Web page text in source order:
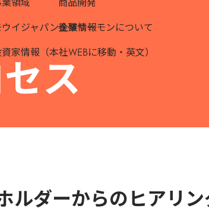
業領域
ウイジャパン企業情報
家情報（本社WEBに移動・英文）
商品開発
養殖サーモンについて
ス
ルダーからのヒアリン